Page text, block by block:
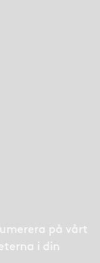
på vårt
i din